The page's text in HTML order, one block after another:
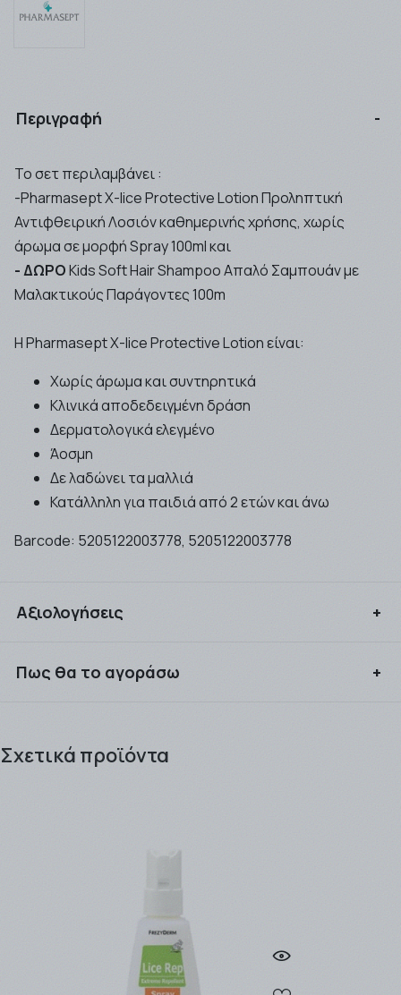
Περιγραφή
Το σετ περιλαμβάνει :
-Pharmasept X-lice Protective Lotion Προληπτική
Αντιφθειρική Λοσιόνκαθημερινής χρήσης, χωρίς
άρωμασε μορφή Spray 100ml και
- ΔΩΡΟKids Soft Hair Shampoo Απαλό Σαμπουάν με
Μαλακτικούς Παράγοντες 100m
Η Pharmasept X-lice Protective Lotion είναι:
Χωρίς άρωμα και συντηρητικά
Κλινικά αποδεδειγμένη δράση
Δερματολογικά ελεγμένο
Άοσμη
Δε λαδώνει τα μαλλιά
Κατάλληλη για παιδιά από 2 ετών και άνω
Barcode: 5205122003778, 5205122003778
Αξιολογήσεις
Πως θα το αγοράσω
εγγεγραμμένος πελάτης κερδίζοντας πόντους προς
Φαρμακείο (αυθημερόν ή την επομένη εργάσιμη), είτε
που θα επιλέξετε (ΒΟΧNOW / EASYMAIL / ACS
Η παράδοση των προϊόντων γίνεται συνήθως σε 1 - 3
εργάσιμες μέρες για αποστολές εντός Αττικής, ενώ για
Σχετικά προϊόντα